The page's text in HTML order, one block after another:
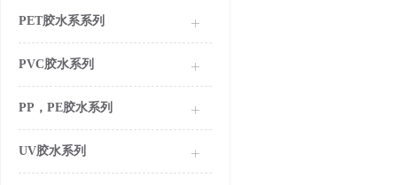
PET胶水系系列
PVC胶水系列
PP，PE胶水系列
UV胶水系列